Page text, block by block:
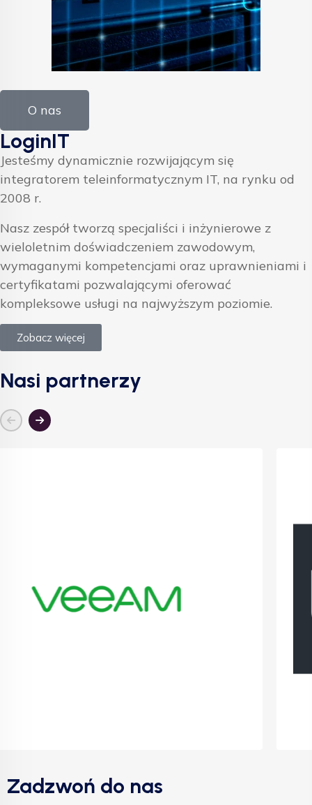
O nas
LoginIT
Jesteśmy dynamicznie rozwijającym się
integratorem teleinformatycznym IT, na rynku od
2008 r.
Nasz zespół tworzą specjaliści i inżynierowe z
wieloletnim doświadczeniem zawodowym,
wymaganymi kompetencjami oraz uprawnieniami i
certyfikatami pozwalającymi oferować
kompleksowe usługi na najwyższym poziomie.
Zobacz więcej
Nasi partnerzy
Zadzwoń do nas